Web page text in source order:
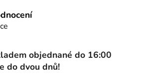
a
c
r
v
k
objednané do 16:00
do dvou dnů!